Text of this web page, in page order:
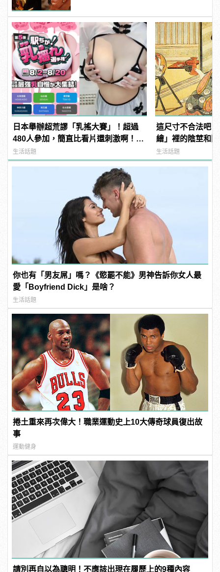
日本舉辦超荒謬「乳搖大賽」！超過
480人參加，簡直比看片還刺激啊！ |
manfashion這樣變型男
生活話題
這尺寸不合法吧
繪」裡的陰莖和
生活話題
你也有「男友屌」嗎？《慾罷不能》男神告訴你女人最
愛「Boyfriend Dick」是啥？
生活話題
捲土重來再次偉大！職業運動史上10大傳奇球員復出故
事
運動健身
請別再自以為聰明！不應該出現在履歷上的9種內容